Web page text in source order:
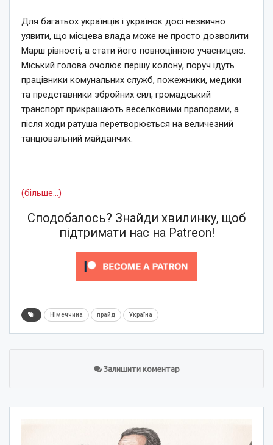
Для багатьох українців і українок досі незвично
уявити, що місцева влада може не просто дозволити
Марш рівності, а стати його повноцінною учасницею.
Міський голова очолює першу колону, поруч ідуть
працівники комунальних служб, пожежники, медики
та представники збройних сил, громадський
транспорт прикрашають веселковими прапорами, а
після ходи ратуша перетворюється на величезний
танцювальний майданчик.
(більше…)
Сподобалось? Знайди хвилинку, щоб
підтримати нас на Patreon!
Німеччина прайд Україна
Залишити коментар